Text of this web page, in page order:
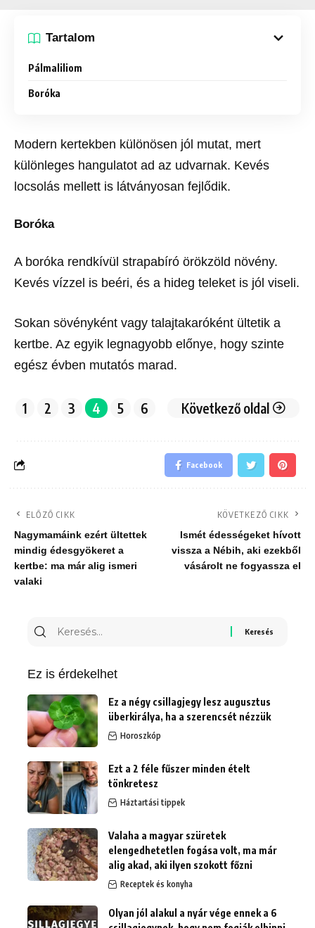
Tartalom
Pálmaliliom
Boróka
Modern kertekben különösen jól mutat, mert
különleges hangulatot ad az udvarnak. Kevés
locsolás mellett is látványosan fejlődik.
Boróka
A boróka rendkívül strapabíró örökzöld növény.
Kevés vízzel is beéri, és a hideg teleket is jól viseli.
Sokan sövényként vagy talajtakaróként ültetik a
kertbe. Az egyik legnagyobb előnye, hogy szinte
egész évben mutatós marad.
1 2 3 4 5 6 Következő oldal
Facebook
ELŐZŐ CIKK
Nagymamáink ezért ültettek
mindig édesgyökeret a
kertbe: ma már alig ismeri
valaki
KÖVETKEZŐ CIKK
Ismét édességeket hívott
vissza a Nébih, aki ezekből
vásárolt ne fogyassza el
Keresés
Ez is érdekelhet
Ez a négy csillagjegy lesz augusztus
überkirálya, ha a szerencsét nézzük
Horoszkóp
Ezt a 2 féle fűszer minden ételt
tönkretesz
Háztartási tippek
Valaha a magyar szüretek
elengedhetetlen fogása volt, ma már
alig akad, aki ilyen szokott főzni
Receptek és konyha
Olyan jól alakul a nyár vége ennek a 6